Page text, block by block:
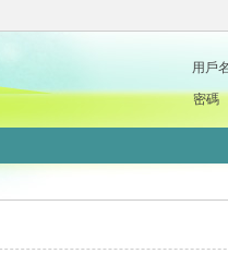
用戶名
密碼